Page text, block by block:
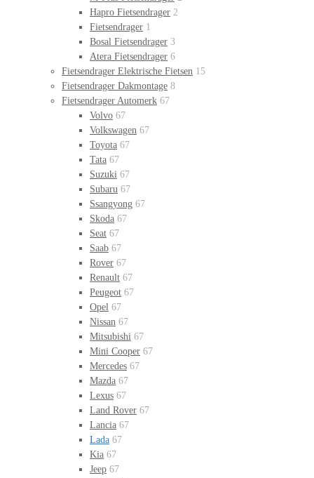
Hapro Fietsendrager 2
Fietsendrager 1
Bosal Fietsendrager 3
Atera Fietsendrager 6
Fietsendrager Elektrische Fietsen 15
Fietsendrager Dakmontage 8
Fietsendrager Automerk 67
Volvo 67
Volkswagen 67
Toyota 67
Tata 67
Suzuki 67
Subaru 67
Ssangyong 67
Skoda 67
Seat 67
Saab 67
Rover 67
Renault 67
Peugeot 67
Opel 67
Nissan 67
Mitsubishi 67
Mini Cooper 67
Mercedes 67
Mazda 67
Lexus 67
Land Rover 67
Lancia 67
Lada 67
Kia 67
Jeep 67